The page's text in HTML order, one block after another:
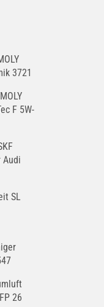
3721
F 5W-
Audi
SL
26